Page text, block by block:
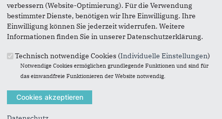
Anmerkung: Ihre E-Mail-Adresse wird benötigt um die
Personen, denen Sie die Seite weiterempfehlen, zu
informieren, von wem die Empfehlung kommt, und dass es
Das mit * gekennzeichnete Feld ist ein Pflichtfeld.
Eigene E-Mail-Adresse*
Eigener Name
verbessern (Website-Optimierung). Für die Verwendung
bestimmter Dienste, benötigen wir Ihre Einwilligung. Ihre
Einwilligung können Sie jederzeit widerrufen. Weitere
Informationen finden Sie in unserer Datenschutzerklärung.
Technisch notwendige Cookies (Individuelle Einstellungen)
Notwendige Cookies ermöglichen grundlegende Funktionen und sind für
das einwandfreie Funktionieren der Website notwendig.